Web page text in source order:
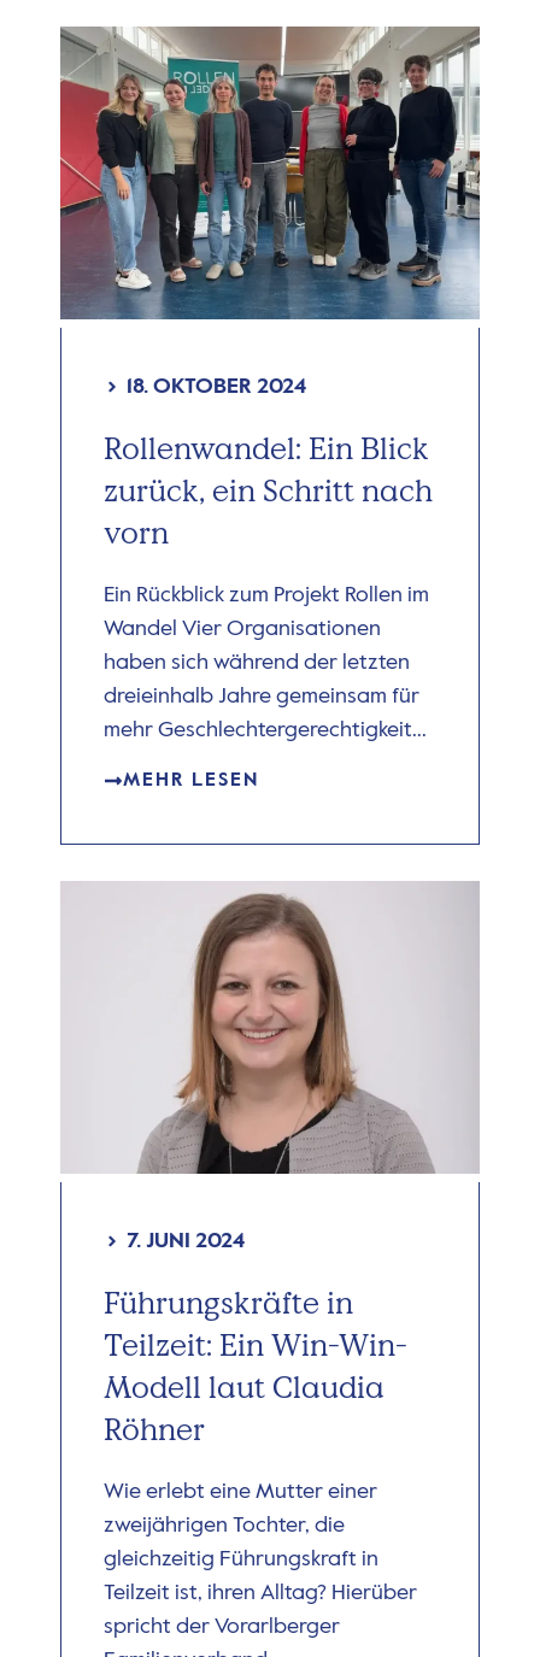
18. OKTOBER 2024
Rollenwandel: Ein Blick
zurück, ein Schritt nach
vorn
Ein Rückblick zum Projekt Rollen im
Wandel Vier Organisationen
haben sich während der letzten
dreieinhalb Jahre gemeinsam für
mehr Geschlechtergerechtigkeit...
MEHR LESEN
7. JUNI 2024
Führungskräfte in
Teilzeit: Ein Win-Win-
Modell laut Claudia
Röhner
Wie erlebt eine Mutter einer
zweijährigen Tochter, die
gleichzeitig Führungskraft in
Teilzeit ist, ihren Alltag? Hierüber
spricht der Vorarlberger